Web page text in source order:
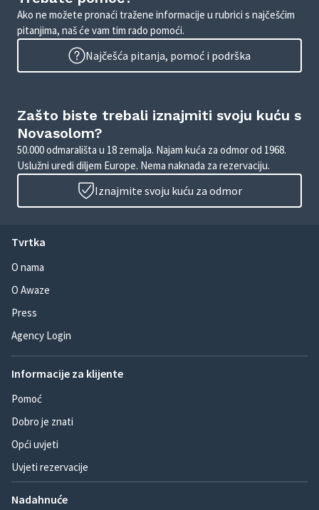
Ako ne možete pronaći tražene informacije u rubrici s najčešćim
pitanjima, naš će vam tim rado pomoći.
Najčešća pitanja, pomoć i podrška
Zašto biste trebali iznajmiti svoju kuću s
Novasolom?
50.000 odmarališta u 18 zemalja. Najam kuća za odmor od 1968.
Uslužni uredi diljem Europe. Nema naknada za rezervaciju.
Iznajmite svoju kuću za odmor
Tvrtka
O nama
O Awaze
Press
Agency Login
Informacije za klijente
Pomoć
Dobro je znati
Opći uvjeti
Uvjeti rezervacije
Nadahnuće